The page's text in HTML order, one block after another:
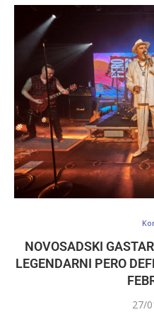
NOVOSADSKI
LEGENDARNI PERO
27/